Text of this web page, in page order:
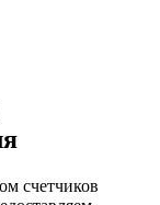
счетчиков